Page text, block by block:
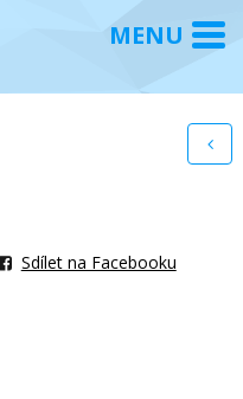
Sdílet na Facebooku